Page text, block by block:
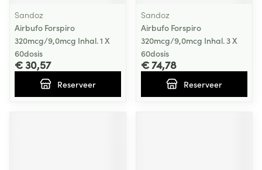
Sandoz
Airbufo Forspiro
320mcg/9,0mcg Inhal. 1 X
60dosis
€ 30,57
Reserveer
Sandoz
Airbufo Forspiro
320mcg/9,0mcg Inhal. 3 X
60dosis
€ 74,78
Reserveer